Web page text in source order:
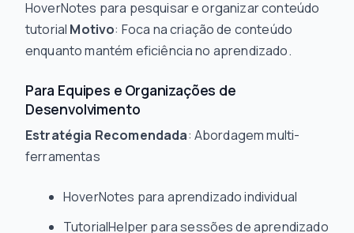
HoverNotes para pesquisar e organizar conteúdo
tutorial Motivo: Foca na criação de conteúdo
enquanto mantém eficiência no aprendizado.
Para Equipes e Organizações de
Desenvolvimento
Estratégia Recomendada: Abordagem multi-
ferramentas
HoverNotes para aprendizado individual
TutorialHelper para sessões de aprendizado